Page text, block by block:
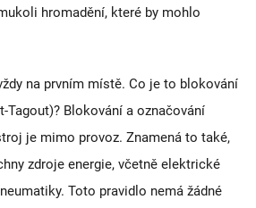
hromadění, které by mohlo
na prvním místě. Co je to blokování
Tagout)? Blokování a označování
je mimo provoz. Znamená to také,
zdroje energie, včetně elektrické
Toto pravidlo nemá žádné